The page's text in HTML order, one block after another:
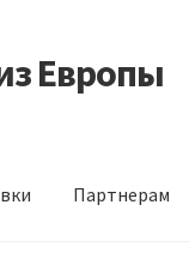
Европы
Партнерам